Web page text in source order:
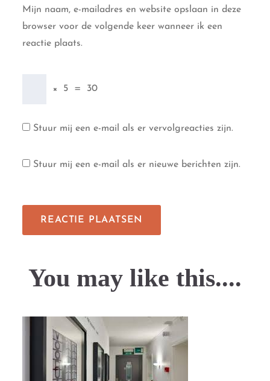
Mijn naam, e-mailadres en website opslaan in deze
browser voor de volgende keer wanneer ik een
reactie plaats.
× 5 = 30
Stuur mij een e-mail als er vervolgreacties zijn.
Stuur mij een e-mail als er nieuwe berichten zijn.
You may like this....